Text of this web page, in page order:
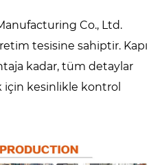
Co., Ltd.
tesisine sahiptir. Kapı
kadar, tüm detaylar
için kesinlikle kontrol